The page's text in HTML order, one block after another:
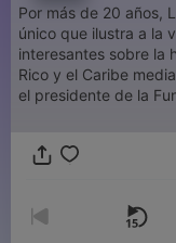
Por más de 20 años,
único que ilustra a la
interesantes sobre la
Rico y el Caribe
el presidente de la
el primer podcast
Puerto Rico, Nueva